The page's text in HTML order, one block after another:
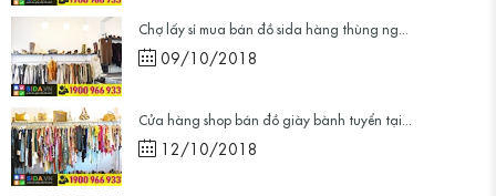
Chợ lấy sỉ mua bán đồ sida hàng thùng ng...
09/10/2018
Cửa hàng shop bán đồ giày bành tuyển tại...
12/10/2018